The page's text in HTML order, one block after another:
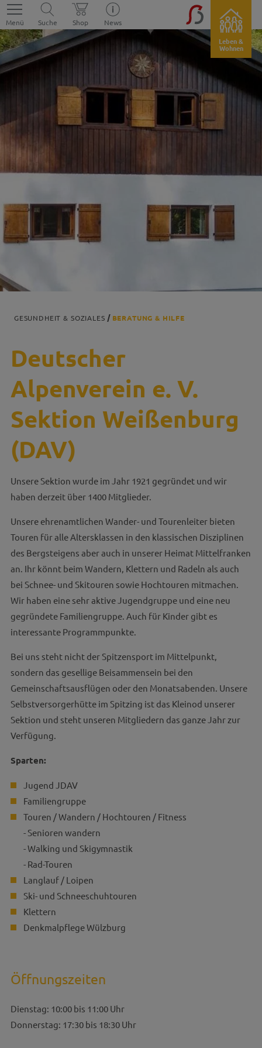
Menü Suche Shop
News
Leben &
Wohnen
GESUNDHEIT & SOZIALES BERATUNG & HILFE
Deutscher
Alpenverein e. V.
Sektion Weißenburg
(DAV)
Unsere Sektion wurde im Jahr 1921 gegründet und wir
haben derzeit über 1400 Mitglieder.
Unsere ehrenamtlichen Wander- und Tourenleiter bieten
Touren für alle Altersklassen in den klassischen Disziplinen
des Bergsteigens aber auch in unserer Heimat Mittelfranken
an. Ihr könnt beim Wandern, Klettern und Radeln als auch
bei Schnee- und Skitouren sowie Hochtouren mitmachen.
Wir haben eine sehr aktive Jugendgruppe und eine neu
gegründete Familiengruppe. Auch für Kinder gibt es
interessante Programmpunkte.
Bei uns steht nicht der Spitzensport im Mittelpunkt,
sondern das gesellige Beisammensein bei den
Gemeinschaftsausflügen oder den Monatsabenden. Unsere
Selbstversorgerhütte im Spitzing ist das Kleinod unserer
Sektion und steht unseren Mitgliedern das ganze Jahr zur
Verfügung.
Sparten:
Jugend JDAV
Familiengruppe
Touren / Wandern / Hochtouren / Fitness
- Senioren wandern
- Walking und Skigymnastik
- Rad-Touren
Langlauf / Loipen
Ski- und Schneeschuhtouren
Klettern
Denkmalpflege Wülzburg
Öffnungszeiten
Dienstag: 10:00 bis 11:00 Uhr
Donnerstag: 17:30 bis 18:30 Uhr